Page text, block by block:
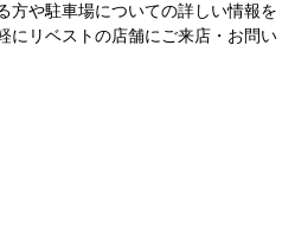
方や駐車場についての詳しい情報を
にリベストの店舗にご来店・お問い